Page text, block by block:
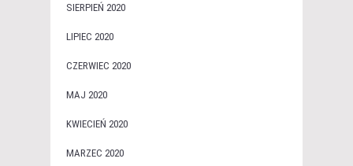
SIERPIEŃ 2020
LIPIEC 2020
CZERWIEC 2020
MAJ 2020
KWIECIEŃ 2020
MARZEC 2020